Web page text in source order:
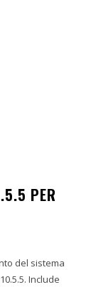
PER
del sistema
Include